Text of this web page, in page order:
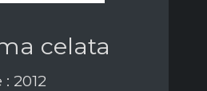
celata
2012